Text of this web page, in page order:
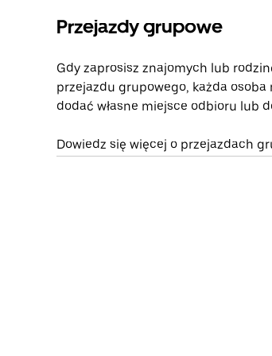
Przejazdy grupowe
Gdy zaprosisz znajomych lub
przejazdu grupowego, każda osoba
dodać własne miejsce odbioru lub
Dowiedz się więcej o przejazdach